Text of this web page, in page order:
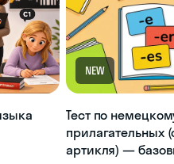
NEW
Тест по
прилагательных
артикля) —